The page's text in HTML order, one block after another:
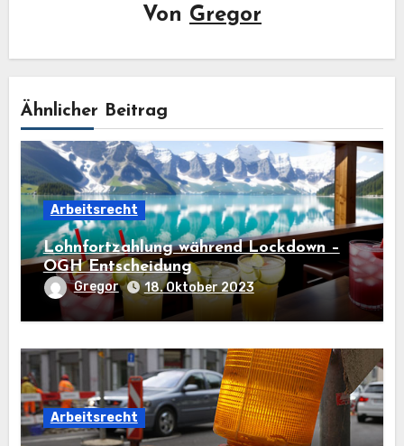
Von Gregor
Ähnlicher Beitrag
Arbeitsrecht
Lohnfortzahlung während Lockdown –
OGH Entscheidung
Gregor 18. Oktober 2023
Arbeitsrecht